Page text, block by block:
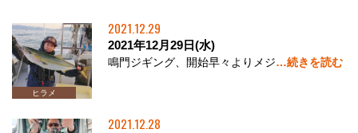
ヒラメ
2021.12.29
2021年12月29日(水)
鳴門ジギング、開始早々よりメジ…続きを読む
2021.12.28